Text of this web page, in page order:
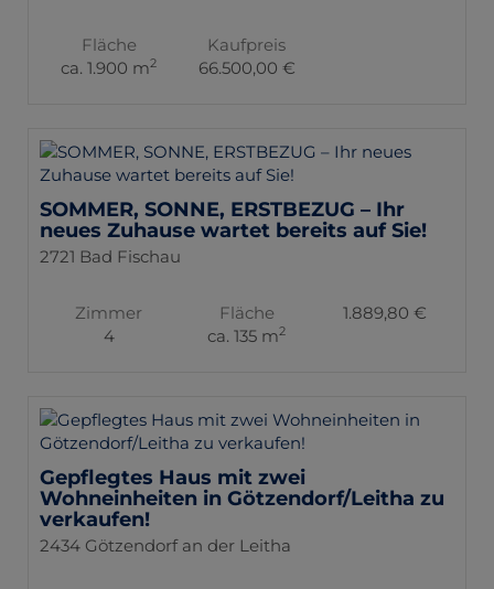
Fläche
ca. 1.900 m2
Kaufpreis
66.500,00 €
SOMMER, SONNE, ERSTBEZUG – Ihr
neues Zuhause wartet bereits auf Sie!
2721 Bad Fischau
Zimmer
4
Fläche
ca. 135 m2
1.889,80 €
Gepflegtes Haus mit zwei
Wohneinheiten in Götzendorf/Leitha zu
verkaufen!
2434 Götzendorf an der Leitha